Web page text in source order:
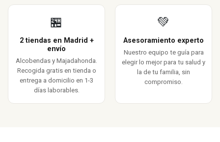
🏪
2 tiendas en Madrid +
envío
Alcobendas y Majadahonda.
Recogida gratis en tienda o
entrega a domicilio en 1-3
días laborables.
💚
Asesoramiento experto
Nuestro equipo te guía para
elegir lo mejor para tu salud y
la de tu familia, sin
compromiso.